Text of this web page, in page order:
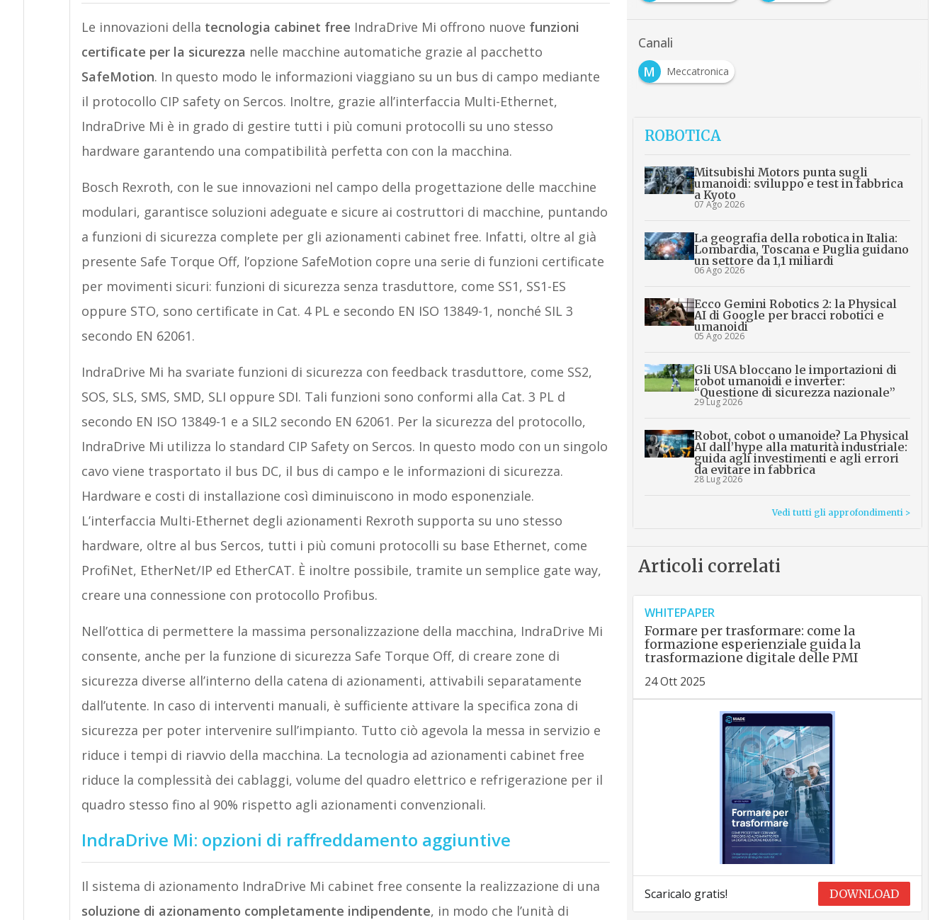
Le innovazioni della tecnologia cabinet free IndraDrive Mi offrono nuove funzioni
certificate per la sicurezza nelle macchine automatiche grazie al pacchetto
SafeMotion. In questo modo le informazioni viaggiano su un bus di campo mediante
il protocollo CIP safety on Sercos. Inoltre, grazie all’interfaccia Multi-Ethernet,
IndraDrive Mi è in grado di gestire tutti i più comuni protocolli su uno stesso
hardware garantendo una compatibilità perfetta con con la macchina.
Bosch Rexroth, con le sue innovazioni nel campo della progettazione delle macchine
modulari, garantisce soluzioni adeguate e sicure ai costruttori di macchine, puntando
a funzioni di sicurezza complete per gli azionamenti cabinet free. Infatti, oltre al già
presente Safe Torque Off, l’opzione SafeMotion copre una serie di funzioni certificate
per movimenti sicuri: funzioni di sicurezza senza trasduttore, come SS1, SS1-ES
oppure STO, sono certificate in Cat. 4 PL e secondo EN ISO 13849-1, nonché SIL 3
secondo EN 62061.
IndraDrive Mi ha svariate funzioni di sicurezza con feedback trasduttore, come SS2,
SOS, SLS, SMS, SMD, SLI oppure SDI. Tali funzioni sono conformi alla Cat. 3 PL d
secondo EN ISO 13849-1 e a SIL2 secondo EN 62061. Per la sicurezza del protocollo,
IndraDrive Mi utilizza lo standard CIP Safety on Sercos. In questo modo con un singolo
cavo viene trasportato il bus DC, il bus di campo e le informazioni di sicurezza.
Hardware e costi di installazione così diminuiscono in modo esponenziale.
L’interfaccia Multi-Ethernet degli azionamenti Rexroth supporta su uno stesso
hardware, oltre al bus Sercos, tutti i più comuni protocolli su base Ethernet, come
ProfiNet, EtherNet/IP ed EtherCAT. È inoltre possibile, tramite un semplice gate way,
creare una connessione con protocollo Profibus.
Nell’ottica di permettere la massima personalizzazione della macchina, IndraDrive Mi
consente, anche per la funzione di sicurezza Safe Torque Off, di creare zone di
sicurezza diverse all’interno della catena di azionamenti, attivabili separatamente
dall’utente. In caso di interventi manuali, è sufficiente attivare la specifica zona di
sicurezza per poter intervenire sull’impianto. Tutto ciò agevola la messa in servizio e
riduce i tempi di riavvio della macchina. La tecnologia ad azionamenti cabinet free
riduce la complessità dei cablaggi, volume del quadro elettrico e refrigerazione per il
quadro stesso fino al 90% rispetto agli azionamenti convenzionali.
IndraDrive Mi: opzioni di raffreddamento aggiuntive
Il sistema di azionamento IndraDrive Mi cabinet free consente la realizzazione di una
soluzione di azionamento completamente indipendente, in modo che l’unità di
Canali
M
Meccatronica
ROBOTICA
Mitsubishi Motors punta sugli
umanoidi: sviluppo e test in fabbrica
a Kyoto
07 Ago 2026
La geografia della robotica in Italia:
Lombardia, Toscana e Puglia guidano
un settore da 1,1 miliardi
06 Ago 2026
Ecco Gemini Robotics 2: la Physical
AI di Google per bracci robotici e
umanoidi
05 Ago 2026
Gli USA bloccano le importazioni di
robot umanoidi e inverter:
“Questione di sicurezza nazionale”
29 Lug 2026
Robot, cobot o umanoide? La Physical
AI dall’hype alla maturità industriale:
guida agli investimenti e agli errori
da evitare in fabbrica
28 Lug 2026
Vedi tutti gli approfondimenti >
Articoli correlati
WHITEPAPER
Formare per trasformare: come la
formazione esperienziale guida la
trasformazione digitale delle PMI
24 Ott 2025
Scaricalo gratis! DOWNLOAD